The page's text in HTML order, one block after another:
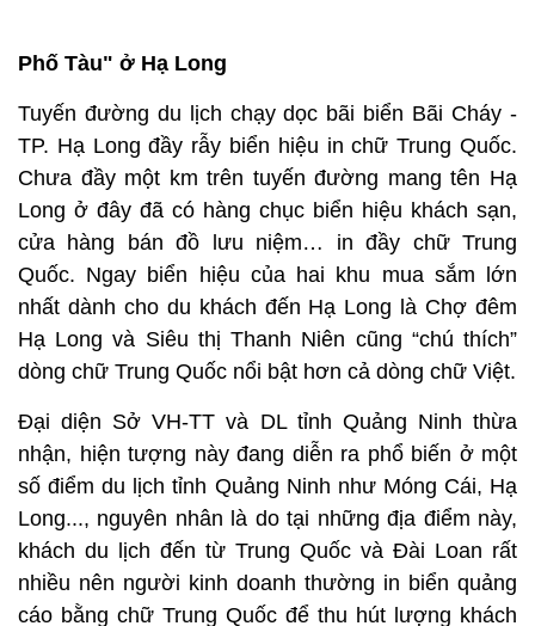
Phố Tàu" ở Hạ Long
Tuyến đường du lịch chạy dọc bãi biển Bãi Cháy -
TP. Hạ Long đầy rẫy biển hiệu in chữ Trung Quốc.
Chưa đầy một km trên tuyến đường mang tên Hạ
Long ở đây đã có hàng chục biển hiệu khách sạn,
cửa hàng bán đồ lưu niệm… in đầy chữ Trung
Quốc. Ngay biển hiệu của hai khu mua sắm lớn
nhất dành cho du khách đến Hạ Long là Chợ đêm
Hạ Long và Siêu thị Thanh Niên cũng “chú thích”
dòng chữ Trung Quốc nổi bật hơn cả dòng chữ Việt.
Đại diện Sở VH-TT và DL tỉnh Quảng Ninh thừa
nhận, hiện tượng này đang diễn ra phổ biến ở một
số điểm du lịch tỉnh Quảng Ninh như Móng Cái, Hạ
Long..., nguyên nhân là do tại những địa điểm này,
khách du lịch đến từ Trung Quốc và Đài Loan rất
nhiều nên người kinh doanh thường in biển quảng
cáo bằng chữ Trung Quốc để thu hút lượng khách